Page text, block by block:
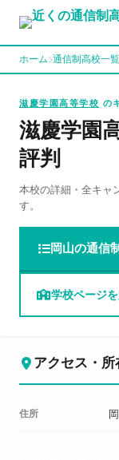
ホーム 通信制高校一覧
滋慶学園高等学校 の
滋慶学園
評判
本校の詳細・全キャ
す。
岡山の通信
学校ページ
アクセス・所
住所